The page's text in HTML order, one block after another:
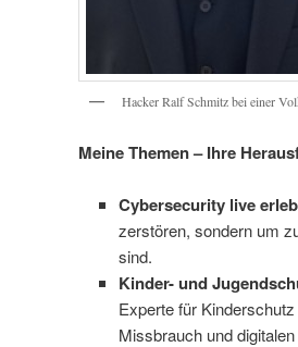
Hacker Ralf Schmitz bei einer
Meine Themen – Ihre
Cybersecurity live
zerstören, sondern um
sind.
Kinder- und
Experte für
Missbrauch und